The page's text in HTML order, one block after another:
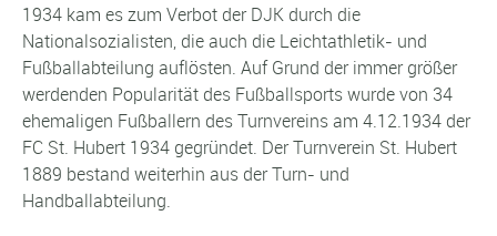
1934 kam es zum Verbot der DJK durch die
Nationalsozialisten, die auch die Leichtathletik- und
Fußballabteilung auflösten. Auf Grund der immer größer
werdenden Popularität des Fußballsports wurde von 34
ehemaligen Fußballern des Turnvereins am 4.12.1934 der
FC St. Hubert 1934 gegründet. Der Turnverein St. Hubert
1889 bestand weiterhin aus der Turn- und
Handballabteilung.